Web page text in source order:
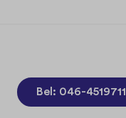
Bel: 046-4519711